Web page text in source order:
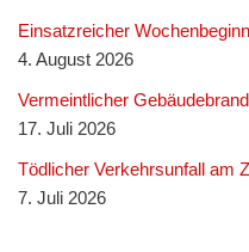
Einsatzreicher
4. August 2026
Vermeintlicher
17. Juli 2026
Tödlicher Verkehrsunfall am
7. Juli 2026